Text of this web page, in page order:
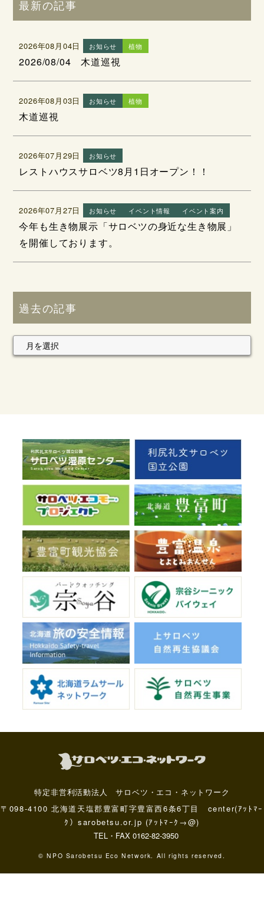
最新の記事
2026年08月04日 お知らせ 植物
2026/08/04 木道巡視
2026年08月03日 お知らせ 植物
木道巡視
2026年07月29日 お知らせ
レストハウスサロベツ8月1日オープン！！
2026年07月27日 お知らせ イベント情報 イベント案内
今年も生き物展示「サロベツの身近な生き物展」
を開催しております。
過去の記事
特定非営利活動法人 サロベツ・エコ・ネットワーク
〒098-4100 北海道天塩郡豊富町字豊富西6条6丁目 center(ｱｯﾄﾏｰ
ｸ）sarobetsu.or.jp (ｱｯﾄﾏｰｸ→@)
TEL・FAX 0162-82-3950
© NPO Sarobetsu Eco Network. All rights reserved.